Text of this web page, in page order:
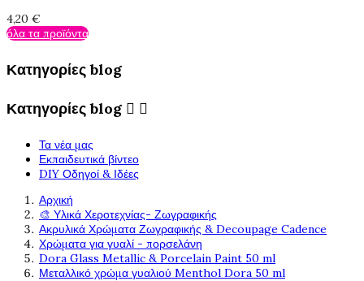
4,20 €
όλα τα προϊόντα
Κατηγορίες blog
Κατηγορίες blog  
Τα νέα μας
Εκπαιδευτικά βίντεο
DIY Οδηγοί & Ιδέες
Αρχική
🎨 Υλικά Χεροτεχνίας- Ζωγραφικής
Ακρυλικά Χρώματα Ζωγραφικής & Decoupage Cadence
Χρώματα για γυαλί - πορσελάνη
Dora Glass Metallic & Porcelain Paint 50 ml
Μεταλλικό χρώμα γυαλιού Menthol Dora 50 ml